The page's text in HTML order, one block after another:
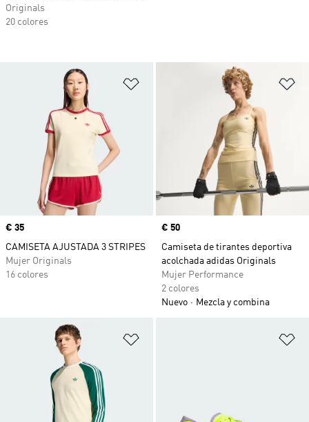
Añadir a la lista de deseos
Precio
€ 35
CAMISETA AJUSTADA 3 STRIPES
Mujer Originals
16 colores
Precio
€ 50
Camiseta de tirantes deportiva
acolchada adidas Originals
Mujer Performance
2 colores
Nuevo
Mezcla y combina
Originals
20 colores